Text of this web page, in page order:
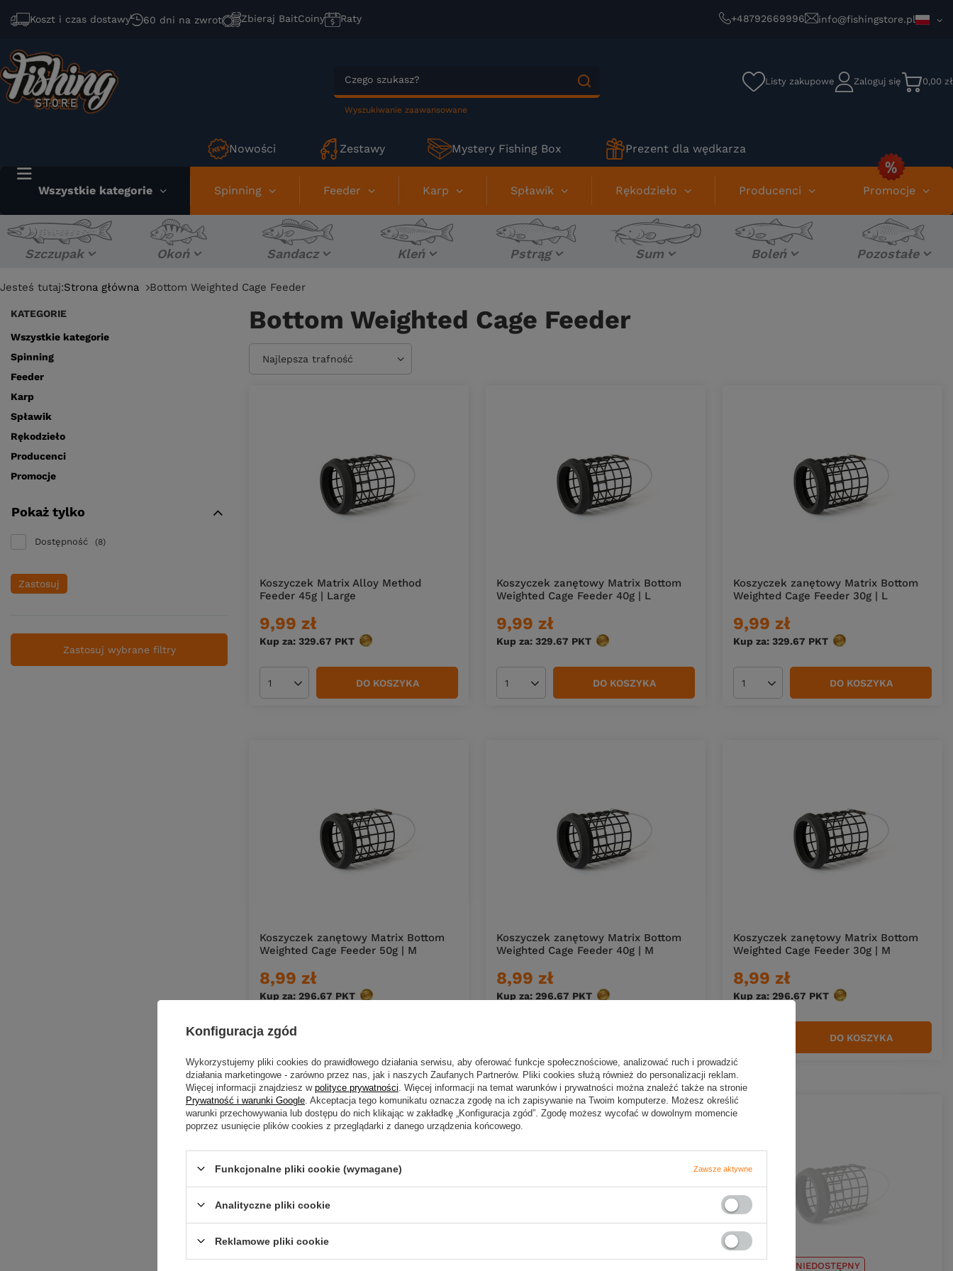
Koszt i czas dostawy 60 dni na zwrot Zbieraj BaitCoiny Raty +48792669996 info@fishingstore.pl
Wyszukiwanie zaawansowane
Listy zakupowe Zaloguj się 0,00 zł
Nowości Zestawy Mystery Fishing Box Prezent dla wędkarza
Wszystkie kategorie Spinning Feeder Karp Spławik Rękodzieło Producenci Promocje
Szczupak Okoń Sandacz Kleń Pstrąg Sum Boleń Pozostałe
Jesteś tutaj:Strona główna Bottom Weighted Cage Feeder
KATEGORIE
Wszystkie kategorie
Spinning
Feeder
Karp
Spławik
Rękodzieło
Producenci
Promocje
Pokaż tylko
Dostępność 8
Zastosuj
Zastosuj wybrane filtry
Bottom Weighted Cage Feeder
Zmień sortowanie
Najlepsza trafność
Koszyczek Matrix Alloy Method
Feeder 45g | Large
9,99 zł
Kup za: 329.67 PKT punktów
Ilość produktów DO KOSZYKA
Koszyczek zanętowy Matrix Bottom
Weighted Cage Feeder 40g | L
9,99 zł
Kup za: 329.67 PKT punktów
Ilość produktów DO KOSZYKA
Koszyczek zanętowy Matrix Bottom
Weighted Cage Feeder 30g | L
9,99 zł
Kup za: 329.67 PKT punktów
Ilość produktów DO KOSZYKA
Koszyczek zanętowy Matrix Bottom
Weighted Cage Feeder 50g | M
8,99 zł
Kup za: 296.67 PKT punktów
Koszyczek zanętowy Matrix Bottom
Weighted Cage Feeder 40g | M
8,99 zł
Kup za: 296.67 PKT punktów
Koszyczek zanętowy Matrix Bottom
Weighted Cage Feeder 30g | M
8,99 zł
Kup za: 296.67 PKT punktów
DO KOSZYKA
CHWILOWO NIEDOSTĘPNY
Konfiguracja zgód
Wykorzystujemy pliki cookies do prawidłowego działania serwisu, aby oferować funkcje społecznościowe, analizować ruch i prowadzić
działania marketingowe - zarówno przez nas, jak i naszych Zaufanych Partnerów. Pliki cookies służą również do personalizacji reklam.
Więcej informacji znajdziesz w polityce prywatności . Więcej informacji na temat warunków i prywatności można znaleźć także na stronie
Prywatność i warunki Google . Akceptacja tego komunikatu oznacza zgodę na ich zapisywanie na Twoim komputerze. Możesz określić
warunki przechowywania lub dostępu do nich klikając w zakładkę „Konfiguracja zgód”. Zgodę możesz wycofać w dowolnym momencie
poprzez usunięcie plików cookies z przeglądarki z danego urządzenia końcowego.
Funkcjonalne pliki cookie (wymagane) Zawsze aktywne
Analityczne pliki cookie
Reklamowe pliki cookie